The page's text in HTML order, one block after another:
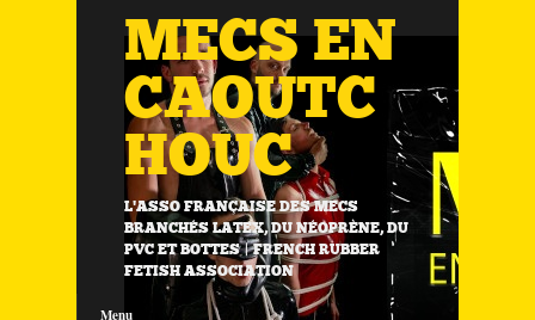
MECS EN
CAOUTC
HOUC
L'ASSO FRANÇAISE DES MECS
BRANCHÉS LATEX, DU NÉOPRÈNE, DU
PVC ET BOTTES | FRENCH RUBBER
FETISH ASSOCIATION
Menu